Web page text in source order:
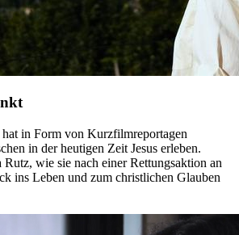
in Form von Kurzfilmreportagen
in der heutigen Zeit Jesus erleben.
wie sie nach einer Rettungsaktion an
ins Leben und zum christlichen Glauben